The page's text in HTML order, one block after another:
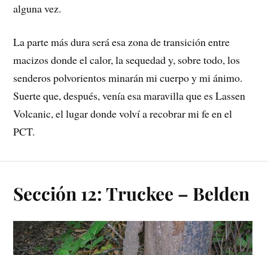
alguna vez.
La parte más dura será esa zona de transición entre
macizos donde el calor, la sequedad y, sobre todo, los
senderos polvorientos minarán mi cuerpo y mi ánimo.
Suerte que, después, venía esa maravilla que es Lassen
Volcanic, el lugar donde volví a recobrar mi fe en el
PCT.
Sección 12: Truckee – Belden